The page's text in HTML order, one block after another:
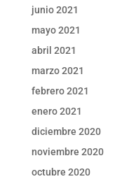
junio 2021
mayo 2021
abril 2021
marzo 2021
febrero 2021
enero 2021
diciembre 2020
noviembre 2020
octubre 2020